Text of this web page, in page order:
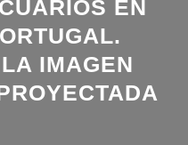
EN
IMAGEN